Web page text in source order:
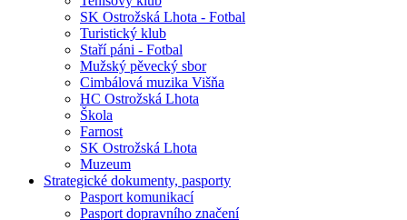
SK Ostrožská Lhota - Fotbal
Turistický klub
Staří páni - Fotbal
Mužský pěvecký sbor
Cimbálová muzika Višňa
HC Ostrožská Lhota
Škola
Farnost
SK Ostrožská Lhota
Muzeum
Strategické dokumenty, pasporty
Pasport komunikací
Pasport dopravního značení